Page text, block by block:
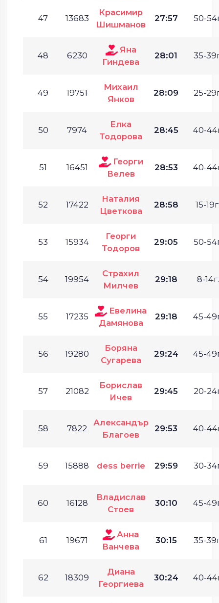
47 13683
Красимир
Шишманов
27:57 50-
48 6230
Яна
Гиндева
28:01 35-
49 19751
Михаил
Янков
28:09 25-
50 7974
Елка
Тодорова
28:45 40-
51 16451
Георги
Велев
28:53 40-
52 17422
Наталия
Цветкова
28:58 15-
53 15934
Георги
Тодоров
29:05 50-
54 19954
Страхил
Милчев
29:18 8-14г.
55 17235
Евелина
Дамянова
29:18 45-
56 19280
Боряна
Сугарева
29:24 45-
57 21082
Борислав
Ичев
29:45 20-
58 7822
Александър
Благоев
29:53 40-
59 15888 dess berrie 29:59 30-
60 16128
Владислав
Стоев
30:10 45-
61 19671
Анна
Ванчева
30:15 35-
62 18309
Диана
Георгиева
30:24 40-